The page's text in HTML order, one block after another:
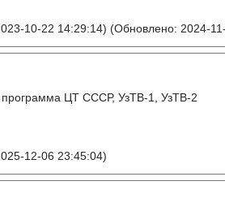
10-22 14:29:14) (Обновлено: 2024-
ЦТ СССР, УзТВ-1, УзТВ-2
12-06 23:45:04)